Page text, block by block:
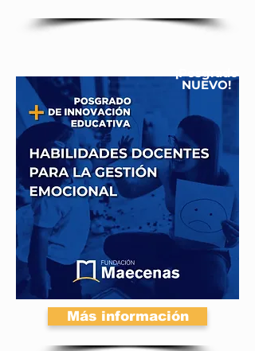
¡Posgrado
NUEVO!
Más información